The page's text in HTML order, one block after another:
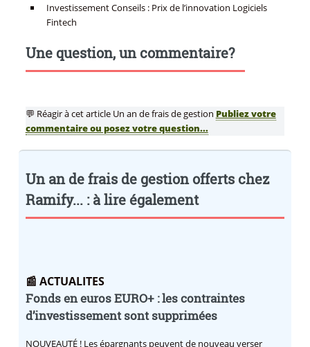
Investissement Conseils : Prix de l’innovation Logiciels
Fintech
Une question, un commentaire?
💬 Réagir à cet article Un an de frais de gestion Publiez votre
commentaire ou posez votre question...
Un an de frais de gestion offerts chez
Ramify... : à lire également
📰 ACTUALITES
Fonds en euros EURO+ : les contraintes
d’investissement sont supprimées
NOUVEAUTÉ !Les épargnants peuvent de nouveau verser